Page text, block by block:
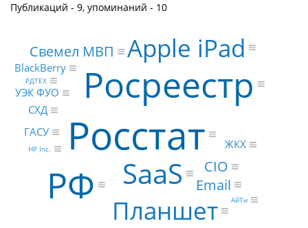
Публикаций - 9, упоминаний - 10
Росстат
Росреестр
РФ SaaS
Планшет
Apple iPad
Свемел МВП
Email
CIO
BlackBerry
УЭК ФУО
СХД
ГАСУ
ЖКХ
HP Inc.
АйТи
РДТЕХ